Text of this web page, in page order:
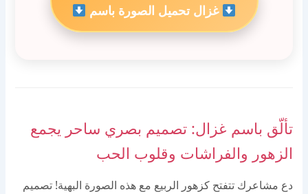
غزال تحميل الصورة باسم
تألّق باسم غزال: تصميم بصري ساحر يجمع
الزهور والفراشات وقلوب الحب
دع مشاعرك تتفتح كزهور الربيع مع هذه الصورة البهية! تصميم